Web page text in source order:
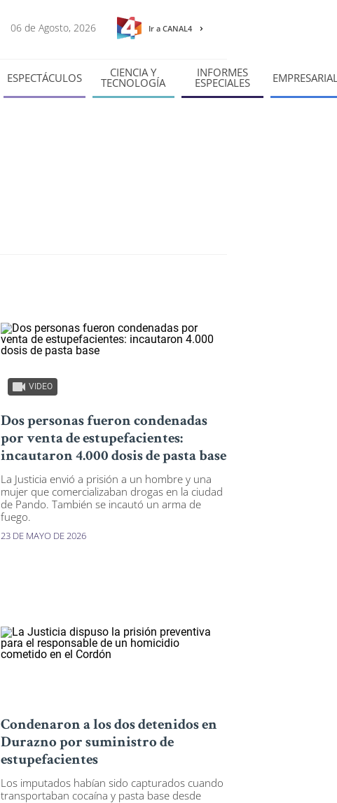
06 de Agosto, 2026 Ir a CANAL4
ESPECTÁCULOS CIENCIA Y
TECNOLOGÍA
INFORMES
ESPECIALES
VIDEO
Dos personas fueron condenadas
por venta de estupefacientes:
incautaron 4.000 dosis de pasta base
La Justicia envió a prisión a un hombre y una
mujer que comercializaban drogas en la ciudad
de Pando. También se incautó un arma de
fuego.
23 DE MAYO DE 2026
Condenaron a los dos detenidos en
Durazno por suministro de
estupefacientes
Los imputados habían sido capturados cuando
transportaban cocaína y pasta base desde